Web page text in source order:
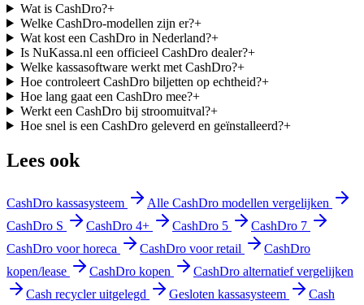
Wat is CashDro?+
Welke CashDro-modellen zijn er?+
Wat kost een CashDro in Nederland?+
Is NuKassa.nl een officieel CashDro dealer?+
Welke kassasoftware werkt met CashDro?+
Hoe controleert CashDro biljetten op echtheid?+
Hoe lang gaat een CashDro mee?+
Werkt een CashDro bij stroomuitval?+
Hoe snel is een CashDro geleverd en geïnstalleerd?+
Lees ook
CashDro kassasysteem
Alle CashDro modellen vergelijken
CashDro S
CashDro 4+ CashDro 5
CashDro 7
CashDro voor horeca
CashDro voor retail
CashDro
kopen/lease
CashDro kopen
CashDro alternatief vergelijken
Cash recycler uitgelegd
Gesloten kassasysteem
Cash